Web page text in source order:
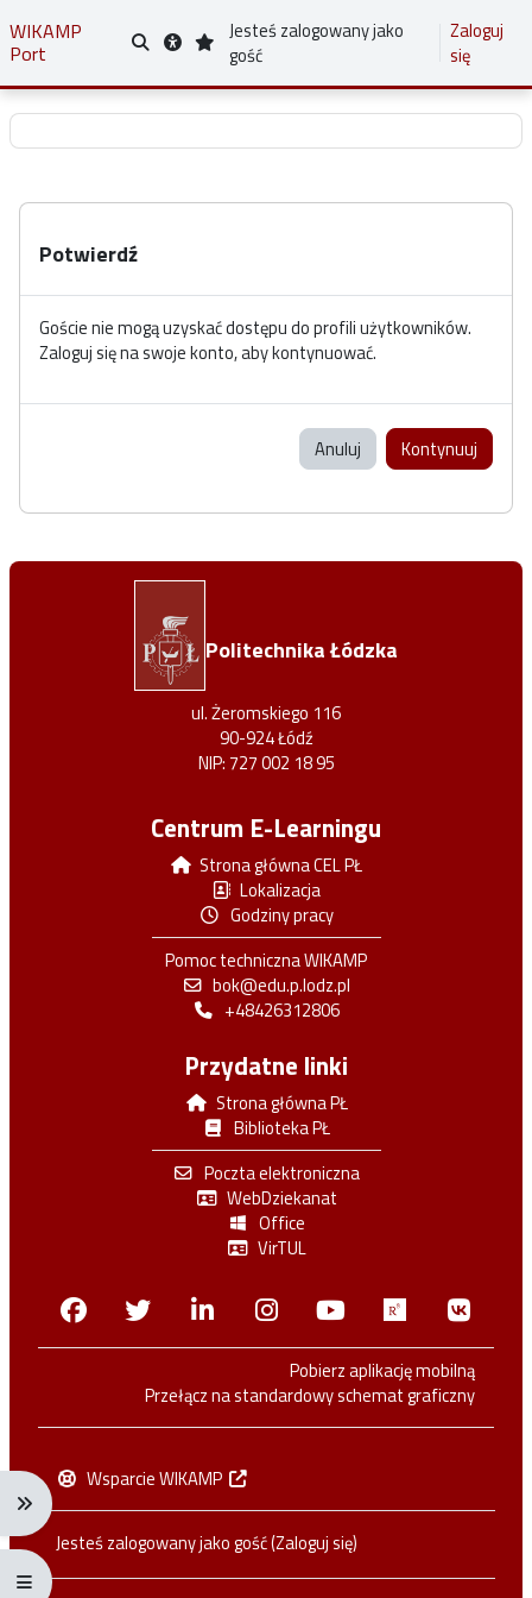
Przejdź do głównej zawartości
WIKAMP
Port Przełącznik wyszukiwarki
Jesteś zalogowany jako
gość
Zaloguj
się
Rozwiń menu nawigacji: Ctrl + Alt + →
Rozwiń menu pełnoekranowe: Ctrl + Alt + f
Potwierdź
Goście nie mogą uzyskać dostępu do profili użytkowników.
Zaloguj się na swoje konto, aby kontynuować.
Anuluj Kontynuuj
Politechnika Łódzka
ul. Żeromskiego 116
90-924 Łódź
NIP: 727 002 18 95
Centrum E-Learningu
Strona główna CEL PŁ
Lokalizacja
Godziny pracy
Pomoc techniczna WIKAMP
bok@edu.p.lodz.pl
+48426312806
Przydatne linki
Strona główna PŁ
Biblioteka PŁ
Poczta elektroniczna
WebDziekanat
Office
VirTUL
FacebookTwitterLinkedinInstagram
Youtube
Pobierz aplikację mobilną
Przełącz na standardowy schemat graficzny
Wsparcie WIKAMP
Jesteś zalogowany jako gość (Zaloguj się)